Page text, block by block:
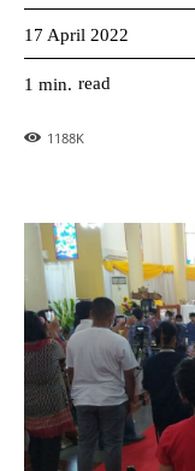
17 April 2022
1 min. read
1188K